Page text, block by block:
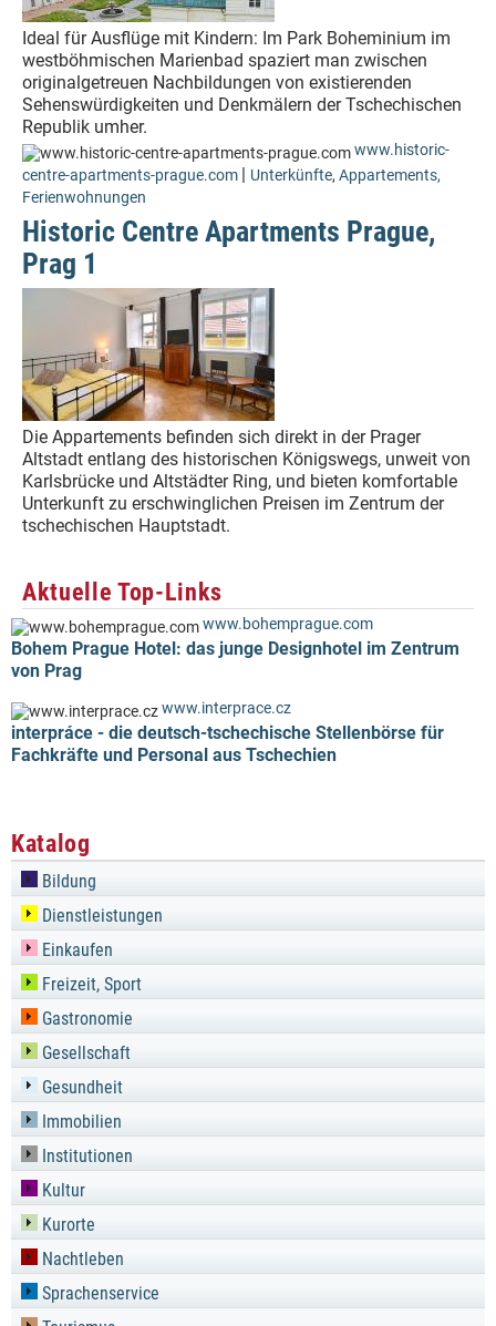
Ideal für Ausflüge mit Kindern: Im Park Boheminium im
westböhmischen Marienbad spaziert man zwischen
originalgetreuen Nachbildungen von existierenden
Sehenswürdigkeiten und Denkmälern der Tschechischen
Republik umher.
www.historic-
centre-apartments-prague.com | Unterkünfte, Appartements,
Ferienwohnungen
Historic Centre Apartments Prague,
Prag 1
Die Appartements befinden sich direkt in der Prager
Altstadt entlang des historischen Königswegs, unweit von
Karlsbrücke und Altstädter Ring, und bieten komfortable
Unterkunft zu erschwinglichen Preisen im Zentrum der
tschechischen Hauptstadt.
Aktuelle Top-Links
www.bohemprague.com
Bohem Prague Hotel: das junge Designhotel im Zentrum
von Prag
www.interprace.cz
interpráce - die deutsch-tschechische Stellenbörse für
Fachkräfte und Personal aus Tschechien
Katalog
Bildung
Dienstleistungen
Einkaufen
Freizeit, Sport
Gastronomie
Gesellschaft
Gesundheit
Immobilien
Institutionen
Kultur
Kurorte
Nachtleben
Sprachenservice